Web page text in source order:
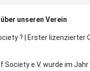
unseren Verein
? | Erster lizenzierter
Society e.V. wurde im